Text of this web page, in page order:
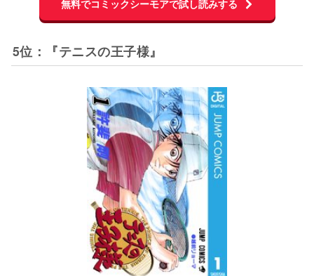
無料でコミックシーモアで試し読みする
5位：『テニスの王子様』